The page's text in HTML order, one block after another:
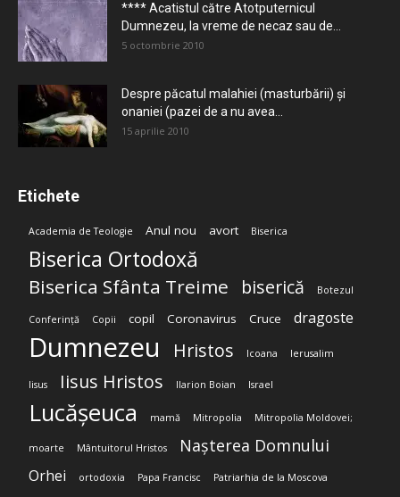
**** Acatistul către Atotputernicul
Dumnezeu, la vreme de necaz sau de...
5 octombrie 2010
Despre păcatul malahiei (masturbării) şi
onaniei (pazei de a nu avea...
15 aprilie 2010
Etichete
Academia de Teologie Anul nou avort Biserica
Biserica Ortodoxă
Biserica Sfânta Treime biserică Botezul
Conferință Copii copil Coronavirus Cruce dragoste
Dumnezeu Hristos Icoana Ierusalim
Iisus Iisus Hristos Ilarion Boian Israel
Lucășeuca mamă Mitropolia Mitropolia Moldovei;
moarte Mântuitorul Hristos Nașterea Domnului
Orhei ortodoxia Papa Francisc Patriarhia de la Moscova